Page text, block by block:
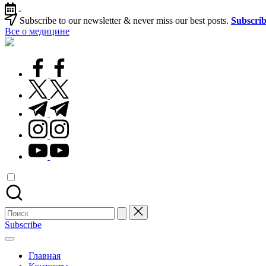
Перейти
к
содержимому
-
Subscribe to our newsletter & never miss our best posts.
Все о медицине
Лечитесь
facebook.com
twitter.com
t.me
instagram.com
youtube.com
Поиск
для:
Subscribe
Главная